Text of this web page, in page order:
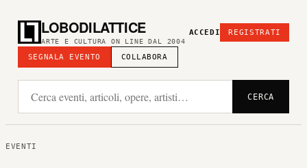
LOBODILATTICE
ARTE E CULTURA ON LINE DAL 2004
SEGNALA EVENTO COLLABORA
ACCEDI REGISTRATI
CERCA
EVENTI